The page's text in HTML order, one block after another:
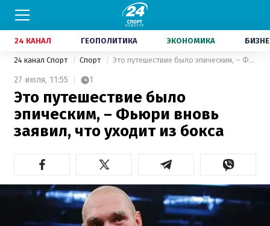
24 КАНАЛ ГЕОПОЛИТИКА ЭКОНОМИКА
24 канал Спорт Спорт Это путешествие было эпическим, – Фьюри вновь заявил, что уходит из бокса
27 июля, 11:55 1
Это путешествие было
эпическим, – Фьюри вновь
заявил, что уходит из бокса